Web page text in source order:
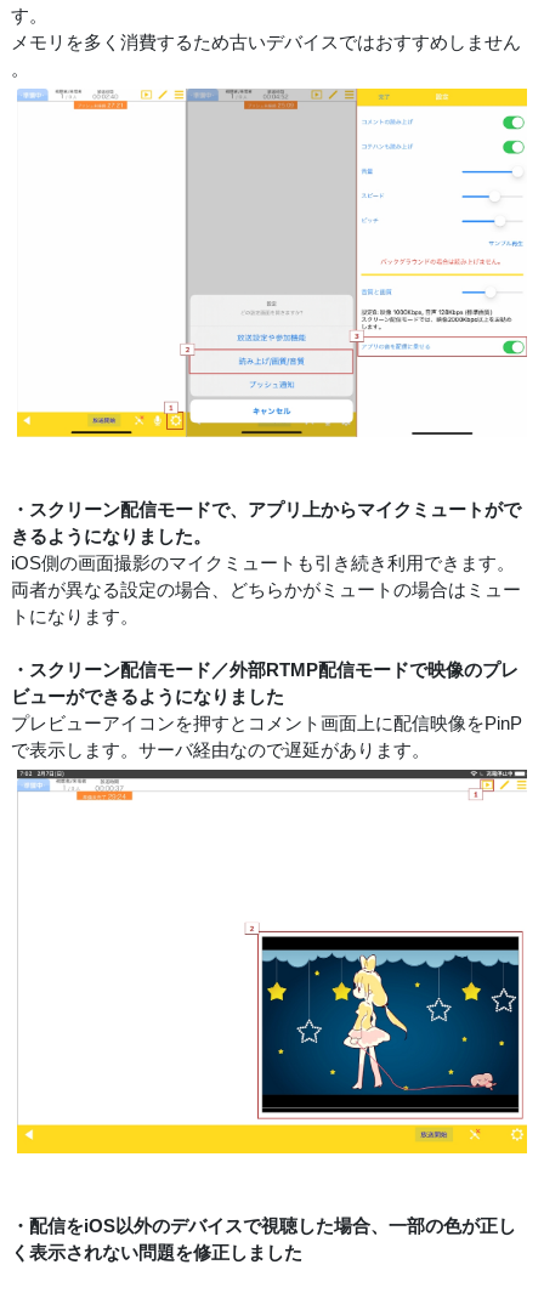
す。
メモリを多く消費するため古いデバイスではおすすめしません
。
・スクリーン配信モードで、アプリ上からマイクミュートがで
きるようになりました。
iOS側の画面撮影のマイクミュートも引き続き利用できます。
両者が異なる設定の場合、どちらかがミュートの場合はミュー
トになります。
・スクリーン配信モード／外部RTMP配信モードで映像のプレ
ビューができるようになりました
プレビューアイコンを押すとコメント画面上に配信映像をPinP
で表示します。サーバ経由なので遅延があります。
・配信をiOS以外のデバイスで視聴した場合、一部の色が正し
く表示されない問題を修正しました